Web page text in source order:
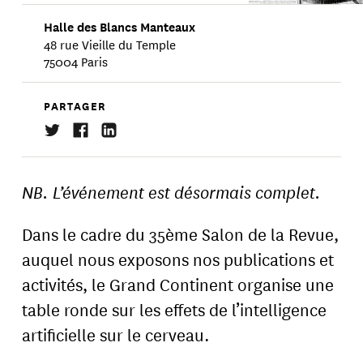
Halle des Blancs Manteaux
48 rue Vieille du Temple
75004 Paris
PARTAGER
NB. L’événement est désormais complet.
Dans le cadre du 35ème Salon de la Revue,
auquel nous exposons nos publications et
activités, le Grand Continent organise une
table ronde sur les effets de l’intelligence
artificielle sur le cerveau.